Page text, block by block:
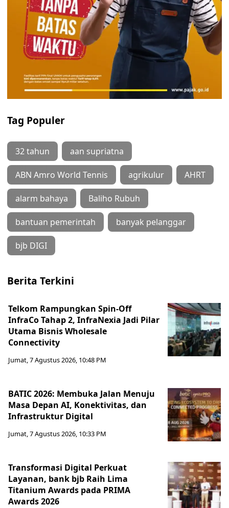
Tag Populer
32 tahun aan supriatna
ABN Amro World Tennis agrikulur AHRT
alarm bahaya Baliho Rubuh
bantuan pemerintah banyak pelanggar
bjb DIGI
Berita Terkini
Telkom Rampungkan Spin-Off
InfraCo Tahap 2, InfraNexia Jadi Pilar
Utama Bisnis Wholesale
Connectivity
Jumat, 7 Agustus 2026, 10:48 PM
BATIC 2026: Membuka Jalan Menuju
Masa Depan AI, Konektivitas, dan
Infrastruktur Digital
Jumat, 7 Agustus 2026, 10:33 PM
Transformasi Digital Perkuat
Layanan, bank bjb Raih Lima
Titanium Awards pada PRIMA
Awards 2026